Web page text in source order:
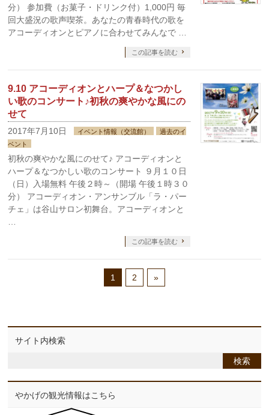
分） 参加費（お菓子・ドリンク付）1,000円 毎
回大盛況の歌声喫茶。あなたの青春時代の歌を
アコーディオンとピアノに合わせてみんなで …
この記事を読む
9.10 アコーディオンとハープ＆なつかし
い歌のコンサート♪初秋の爽やかな風にの
せて
2017年7月10日 イベント情報（交流館）
過去のイ
ベント
初秋の爽やかな風にのせて♪ アコーディオンと
ハープ＆なつかしい歌のコンサート ９月１０日
（日）入場無料 午後２時～（開場 午後１時３０
分） アコーディオン・アンサンブル「ラ・パー
チェ」は谷山サロン初舞台。アコーディオンと
この記事を読む
1 2 »
サイト内検索
やかげの観光情報はこちら